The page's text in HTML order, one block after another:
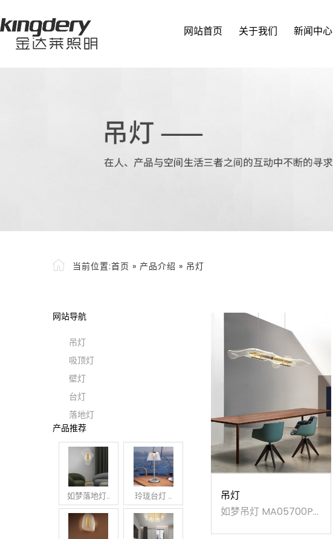
网站首页 关于我们 新闻中心
当前位置:首页 » 产品介绍 » 吊灯
网站导航
吊灯
吸顶灯
壁灯
台灯
落地灯
产品推荐
如梦落地灯.. 玲珑台灯 ..
吊灯
如梦吊灯 MA05700P-